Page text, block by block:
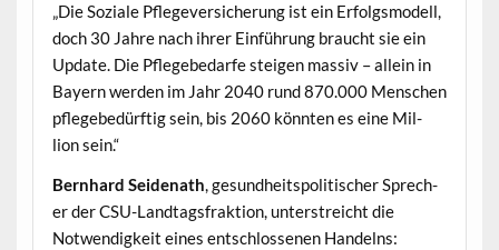
„Die Soziale Pflegev­er­sicherung ist ein Erfol­gsmod­ell,
doch 30 Jahre nach ihrer Ein­führung braucht sie ein
Update. Die Pflegebe­darfe steigen mas­siv – allein in
Bay­ern wer­den im Jahr 2040 rund 870.000 Men­schen
pflegebedürftig sein, bis 2060 kön­nten es eine Mil­
lion sein.“
Bern­hard Sei­de­nath, gesund­heit­spoli­tis­ch­er Sprech­
er der CSU-Land­tags­frak­tion, unter­stre­icht die
Notwendigkeit eines entschlosse­nen Handelns: